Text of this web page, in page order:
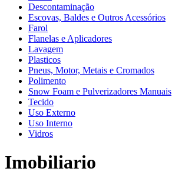
Descontaminação
Escovas, Baldes e Outros Acessórios
Farol
Flanelas e Aplicadores
Lavagem
Plasticos
Pneus, Motor, Metais e Cromados
Polimento
Snow Foam e Pulverizadores Manuais
Tecido
Uso Externo
Uso Interno
Vidros
Imobiliario